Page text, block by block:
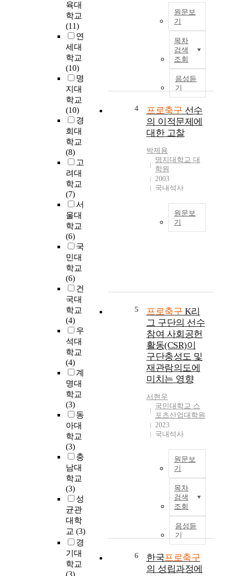
육대
학교
(11)
연
세대
학교
(10)
명
지대
학교
(10)
경
희대
학교
(8)
고
려대
학교
(7)
서
울대
학교
(6)
국
민대
학교
(6)
건
국대
학교
(4)
우
석대
학교
(4)
계
명대
학교
(3)
동
아대
학교
(3)
충
남대
학교
(3)
성
균관
대학
교 (3)
경
기대
학교
역
질
원문보
기
목차
검색
조회
음성듣
기
h
g
4 프로축구 선수
의 이적문제에
대한 고찰
박제용
명지대학교 대
학원
2003
국내석사
원문보
기
5 프로축구 K리
그 구단의 선수
참여 사회공헌
활동(CSR)이
구단충성도 및
재관람의도에
미치는 영향
서현우
국민대학교 스
포츠산업대학원
2023
국내석사
원문보
기
목차
검색
조회
음성듣
기
6 한국프로축구
의 성립과정에